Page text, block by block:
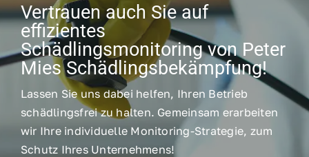
Vertrauen auch Sie auf
effizientes
Schädlingsmonitoring von Peter
Mies Schädlingsbekämpfung!
Lassen Sie uns dabei helfen, Ihren Betrieb
schädlingsfrei zu halten. Gemeinsam erarbeiten
wir Ihre individuelle Monitoring-Strategie, zum
Schutz Ihres Unternehmens!